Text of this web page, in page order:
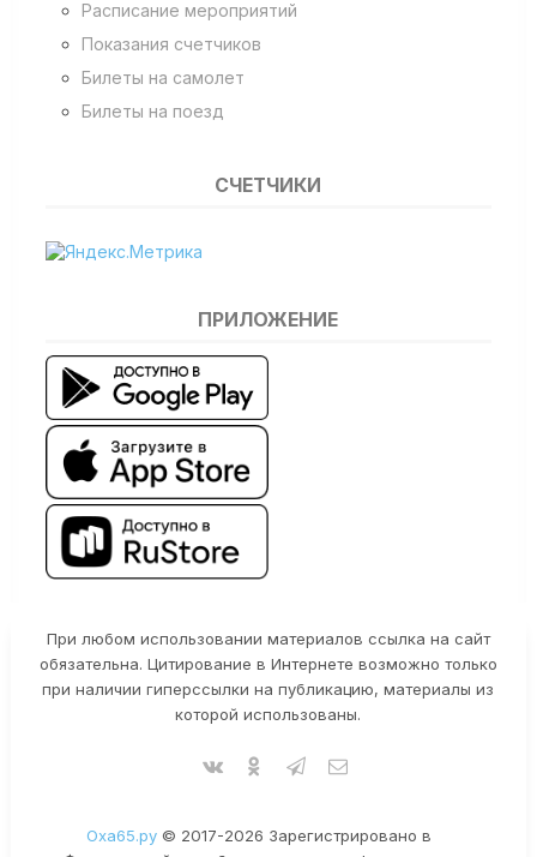
Расписание мероприятий
Показания счетчиков
Билеты на самолет
Билеты на поезд
СЧЕТЧИКИ
ПРИЛОЖЕНИЕ
При любом использовании материалов ссылка на сайт
обязательна. Цитирование в Интернете возможно только
при наличии гиперссылки на публикацию, материалы из
которой использованы.
Оха65.ру© 2017-2026 Зарегистрировано в